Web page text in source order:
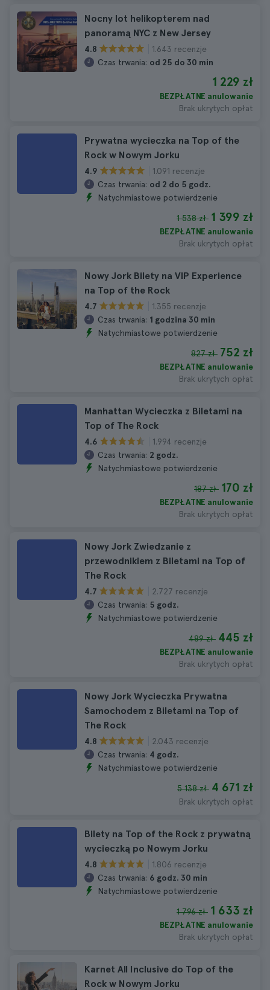
Nocny lot helikopterem nad
panoramą NYC z New Jersey
4.8
1.643 recenzje
Czas trwania: od 25 do 30 min
1 229 zł
BEZPŁATNE anulowanie
Brak ukrytych opłat
Prywatna wycieczka na Top of the
Rock w Nowym Jorku
4.9
1.091 recenzje
Czas trwania: od 2 do 5 godz.
Natychmiastowe potwierdzenie
1 538 zł 1 399 zł
BEZPŁATNE anulowanie
Brak ukrytych opłat
Nowy Jork Bilety na VIP Experience
na Top of the Rock
4.7
1.355 recenzje
Czas trwania: 1 godzina 30 min
Natychmiastowe potwierdzenie
827 zł 752 zł
BEZPŁATNE anulowanie
Brak ukrytych opłat
Manhattan Wycieczka z Biletami na
Top of The Rock
4.6
1.994 recenzje
Czas trwania: 2 godz.
Natychmiastowe potwierdzenie
187 zł 170 zł
BEZPŁATNE anulowanie
Brak ukrytych opłat
Nowy Jork Zwiedzanie z
przewodnikiem z Biletami na Top of
The Rock
4.7
2.727 recenzje
Czas trwania: 5 godz.
Natychmiastowe potwierdzenie
489 zł 445 zł
BEZPŁATNE anulowanie
Brak ukrytych opłat
Nowy Jork Wycieczka Prywatna
Samochodem z Biletami na Top of
The Rock
4.8
2.043 recenzje
Czas trwania: 4 godz.
Natychmiastowe potwierdzenie
5 138 zł 4 671 zł
Brak ukrytych opłat
Bilety na Top of the Rock z prywatną
wycieczką po Nowym Jorku
4.8
1.806 recenzje
Czas trwania: 6 godz. 30 min
Natychmiastowe potwierdzenie
1 796 zł 1 633 zł
BEZPŁATNE anulowanie
Brak ukrytych opłat
Karnet All Inclusive do Top of the
Rock w Nowym Jorku